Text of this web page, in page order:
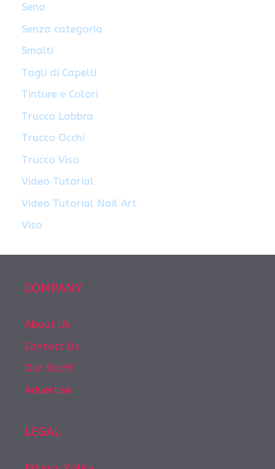
Seno
Senza categoria
Smalti
Tagli di Capelli
Tinture e Colori
Trucco Labbra
Trucco Occhi
Trucco Viso
Video Tutorial
Video Tutorial Nail Art
Viso
COMPANY
About Us
Contact Us
Our Staff
Advertise
LEGAL